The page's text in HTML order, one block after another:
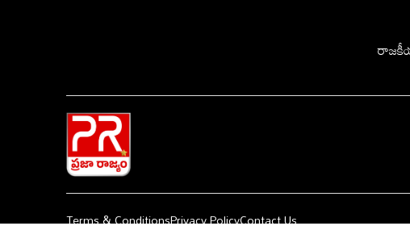
Terms & ConditionsPrivacy PolicyContact Us